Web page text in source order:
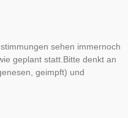
sehen immernoch
geplant statt.Bitte denkt an
geimpft) und